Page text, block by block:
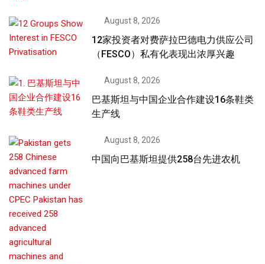
August 8, 2026
12家投资者对费萨拉巴德电力供应公司
（FESCO）私有化表现出浓厚兴趣
August 8, 2026
巴基斯坦与中国企业合作建设16条鞋类
生产线
August 8, 2026
中国向巴基斯坦提供258台先进农机